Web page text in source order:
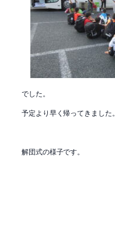
でした。
予定より早く帰ってきました。
解団式の様子です。